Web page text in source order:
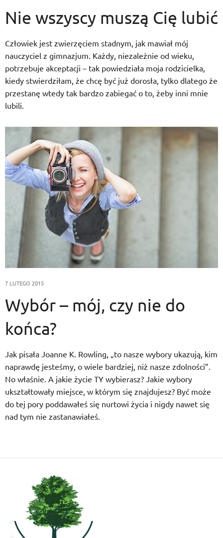
Nie wszyscy muszą Cię lubić
Człowiek jest zwierzęciem stadnym, jak mawiał mój
nauczyciel z gimnazjum. Każdy, niezależnie od wieku,
potrzebuje akceptacji – tak powiedziała moja rodzicielka,
kiedy stwierdziłam, że chcę być już dorosła, tylko dlatego że
przestanę wtedy tak bardzo zabiegać o to, żeby inni mnie
lubili.
7 LUTEGO 2015
Wybór – mój, czy nie do
końca?
Jak pisała Joanne K. Rowling, „to nasze wybory ukazują, kim
naprawdę jesteśmy, o wiele bardziej, niż nasze zdolności”.
No właśnie. A jakie życie TY wybierasz? Jakie wybory
ukształtowały miejsce, w którym się znajdujesz? Być może
do tej pory poddawałeś się nurtowi życia i nigdy nawet się
nad tym nie zastanawiałeś.